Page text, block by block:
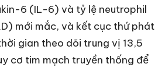
6 (IL-6) và tỷ lệ neutrophil
mới mắc, và kết cục thứ phát
gian theo dõi trung vị 13,5
cơ tim mạch truyền thống để